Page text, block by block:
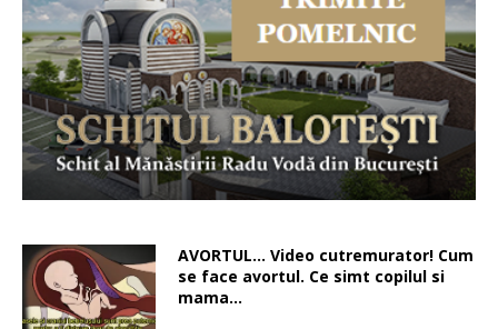
AVORTUL… Video cutremurator! Cum
se face avortul. Ce simt copilul si
mama…